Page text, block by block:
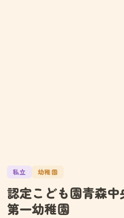
私立 幼稚園
認定こども園青森
第一幼稚園